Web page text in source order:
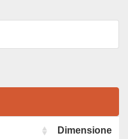
Dimensione